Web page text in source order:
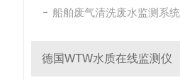
船舶废气清洗废水监测系统
德国WTW水质在线监测仪